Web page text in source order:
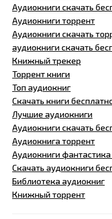
Аудиокниги скачать
Аудиокниги торрент
Аудиокниги скачать
аудиокниги скачать
Книжный трекер
Торрент книги
Топ аудиокниг
Скачать книги
Лучшие аудиокниги
Аудиокниги скачать
Аудиокнига торрент
Аудиокниги
Скачать аудиокниги
Библиотека аудиокниг
Книжный торрент